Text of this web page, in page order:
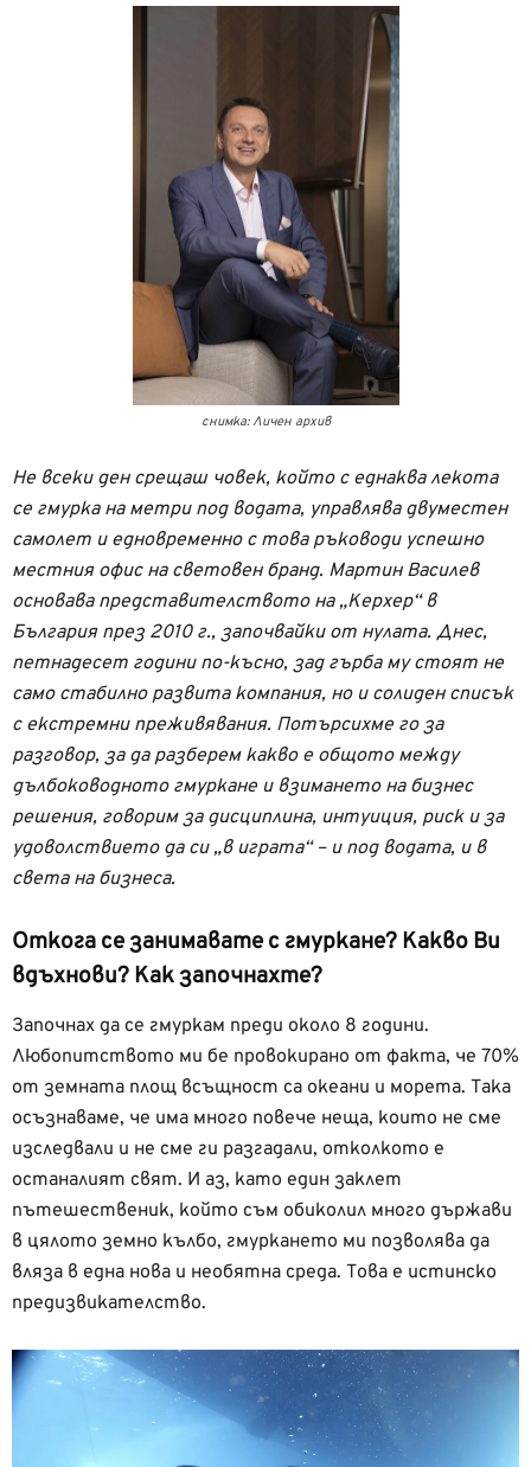
снимка: Личен архив
Не всеки ден срещаш човек, който с еднаква лекота
се гмурка на метри под водата, управлява двуместен
самолет и едновременно с това ръководи успешно
местния офис на световен бранд. Мартин Василев
основава представителството на „Керхер“ в
България през 2010 г., започвайки от нулата. Днес,
петнадесет години по-късно, зад гърба му стоят не
само стабилно развита компания, но и солиден списък
с екстремни преживявания. Потърсихме го за
разговор, за да разберем какво е общото между
дълбоководното гмуркане и взимането на бизнес
решения, говорим за дисциплина, интуиция, риск и за
удоволствието да си „в играта“ – и под водата, и в
света на бизнеса.
Откога се занимавате с гмуркане? Какво Ви
вдъхнови? Как започнахте?
Започнах да се гмуркам преди около 8 години.
Любопитството ми бе провокирано от факта, че 70%
от земната площ всъщност са океани и морета. Така
осъзнаваме, че има много повече неща, които не сме
изследвали и не сме ги разгадали, отколкото е
останалият свят. И аз, като един заклет
пътешественик, който съм обиколил много държави
в цялото земно кълбо, гмуркането ми позволява да
вляза в една нова и необятна среда. Това е истинско
предизвикателство.